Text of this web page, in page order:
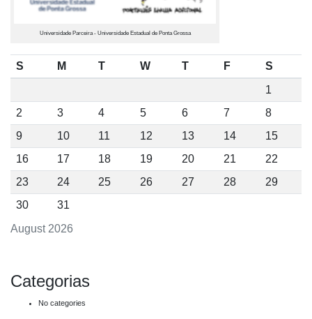
Universidade Parceira - Universidade Estadual de Ponta Grossa
August 2026
S M T W T F
S
1
2
3 4 5 6 7
8
9
10 11 12 13 14
15
16
17 18 19 20 21
22
23
24 25 26 27 28
29
30
31
Categorias
No categories